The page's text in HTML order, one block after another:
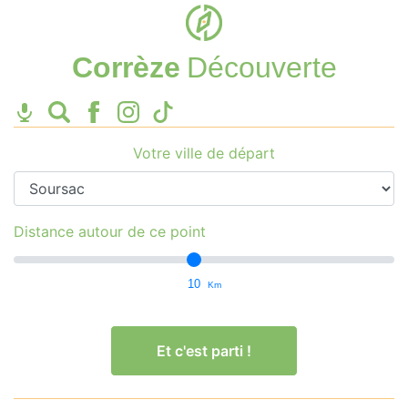
Corrèze Découverte
Votre ville de départ
Distance autour de ce point
10 Km
Et c'est parti !